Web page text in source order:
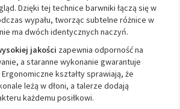
Dzięki tej technice barwniki łączą się w
wypału, tworząc subtelne różnice w
ma dwóch identycznych naczyń.
jakości zapewnia odporność na
a staranne wykonanie gwarantuje
kształty sprawiają, że
leżą w dłoni, a talerze dodają
każdemu posiłkowi.